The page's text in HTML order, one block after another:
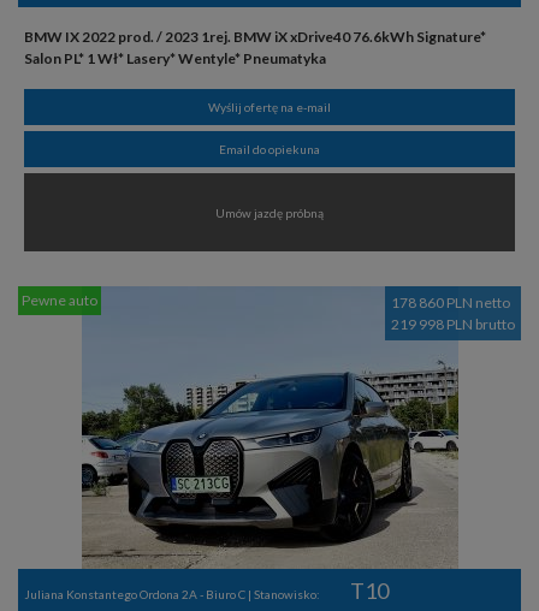
BMW IX 2022 prod. / 2023 1rej. BMW iX xDrive40 76.6kWh Signature*
Salon PL* 1 Wł* Lasery* Wentyle* Pneumatyka
Wyślij ofertę na e-mail
Email do opiekuna
Umów jazdę próbną
178 860 PLN netto
219 998 PLN brutto
Pewne auto
Juliana Konstantego Ordona 2A - Biuro C | Stanowisko: T10